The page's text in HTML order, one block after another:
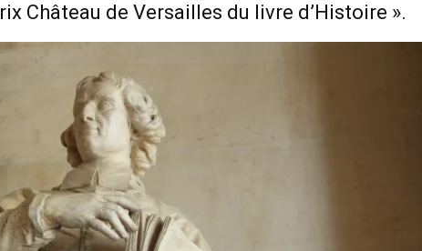
Château de Versailles du livre d’Histoire ».